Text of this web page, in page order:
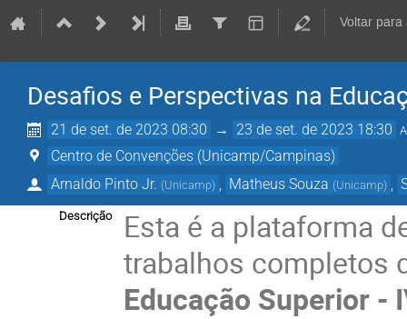
Voltar
Desafios e Perspectivas na
21 de set. de 2023 08:30 → 23 de set. de 2023 18:30
Centro de Convenções (Unicamp/Campinas)
Arnaldo Pinto Jr. (Unicamp) Matheus Souza (Unicamp)
Descrição
Esta é a plataforma
trabalhos completos
Educação Superior -